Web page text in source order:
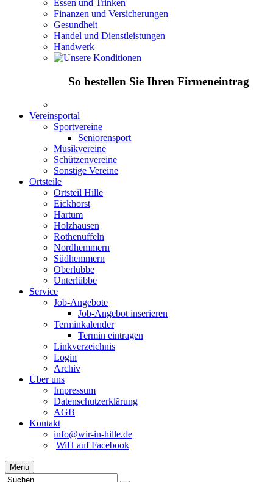
Essen und Trinken
Finanzen und Versicherungen
Gesundheit
Handel und Dienstleistungen
Handwerk
So bestellen Sie Ihren Firmeneintrag
Vereinsportal
Sportvereine
Seniorensport
Musikvereine
Schützenvereine
Sonstige Vereine
Ortsteile
Ortsteil Hille
Eickhorst
Hartum
Holzhausen
Rothenuffeln
Nordhemmern
Südhemmern
Oberlübbe
Unterlübbe
Service
Job-Angebote
Job-Angebot inserieren
Terminkalender
Termin eintragen
Linkverzeichnis
Login
Archiv
Über uns
Impressum
Datenschutzerklärung
AGB
Kontakt
info@wir-in-hille.de
WiH auf Facebook
Menu